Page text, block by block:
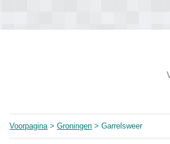
Voorpagina>Groningen > Garrelsweer